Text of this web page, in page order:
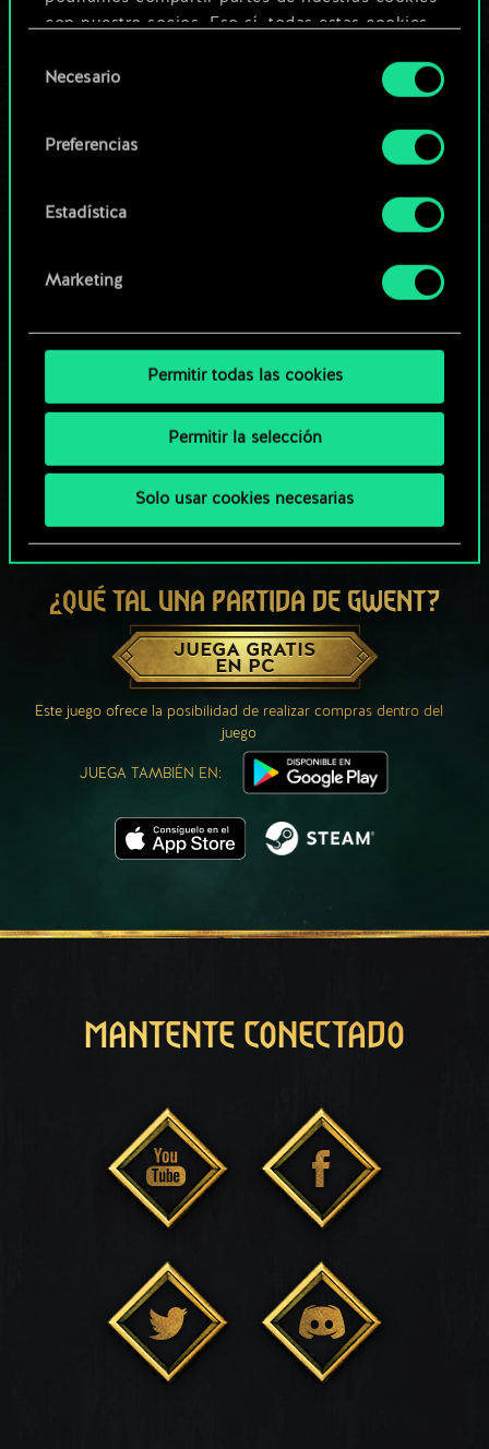
con nuestro socios. Eso sí, todas estas cookies
Encontrarás todos los detalles sobre nuestro uso
preferencias al respecto en el menú «Ajustes» de
deNecesario
Preferencias
Estadística
Marketing
Permitir todas las cookies
Permitir la selección
Solo usar cookies necesarias
Editar baraja
Explorar las barajas de la
¿QUÉ TAL UNA PARTIDA DE GWENT?
JUEGA GRATIS
EN PC
Este juego ofrece la posibilidad de realizar compras dentro del
juego
JUEGA TAMBIÉN EN:
MANTENTE CONECTADO